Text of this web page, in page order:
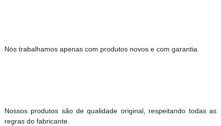
Nós trabalhamos apenas com produtos novos e com garantia.
Nossos produtos são de qualidade original, respeitando todas as
regras do fabricante.